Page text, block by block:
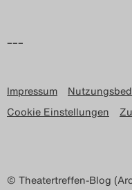
–––
Impressum
Cookie Einstellungen
© Theatertreffen-Blog